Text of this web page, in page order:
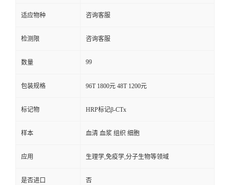
适应物种 咨询客服
检测限 咨询客服
数量 99
包装规格 96T 1800元 48T 1200元
标记物 HRP标记β-CTx
样本 血清 血浆 组织 细胞
应用 生理学,免疫学,分子生物等领域
是否进口 否